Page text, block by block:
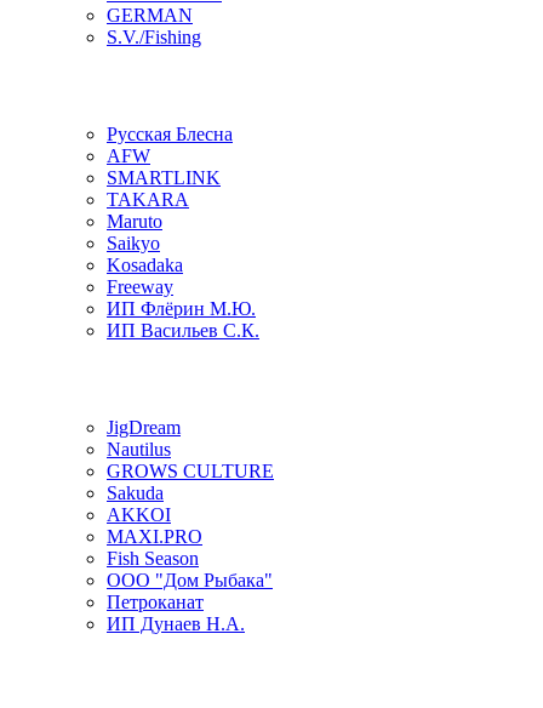
GERMAN
S.V./Fishing
Русская Блесна
AFW
SMARTLINK
TAKARA
Maruto
Saikyo
Kosadaka
Freeway
ИП Флёрин М.Ю.
ИП Васильев С.К.
JigDream
Nautilus
GROWS CULTURE
Sakuda
AKKOI
MAXI.PRO
Fish Season
ООО "Дом Рыбака"
Петроканат
ИП Дунаев Н.А.